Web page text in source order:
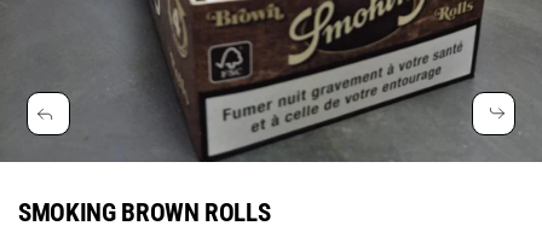
SMOKING BROWN ROLLS